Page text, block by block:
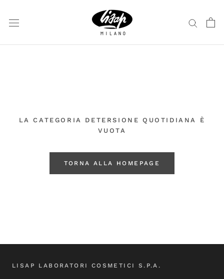
contenuto
LA CATEGORIA DETERSIONE QUOTIDIANA È
VUOTA
TORNA ALLA HOMEPAGE
LISAP LABORATORI COSMETICI S.P.A.